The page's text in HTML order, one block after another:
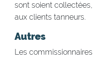
sont soient
aux clients tanneurs.
Autres
Les